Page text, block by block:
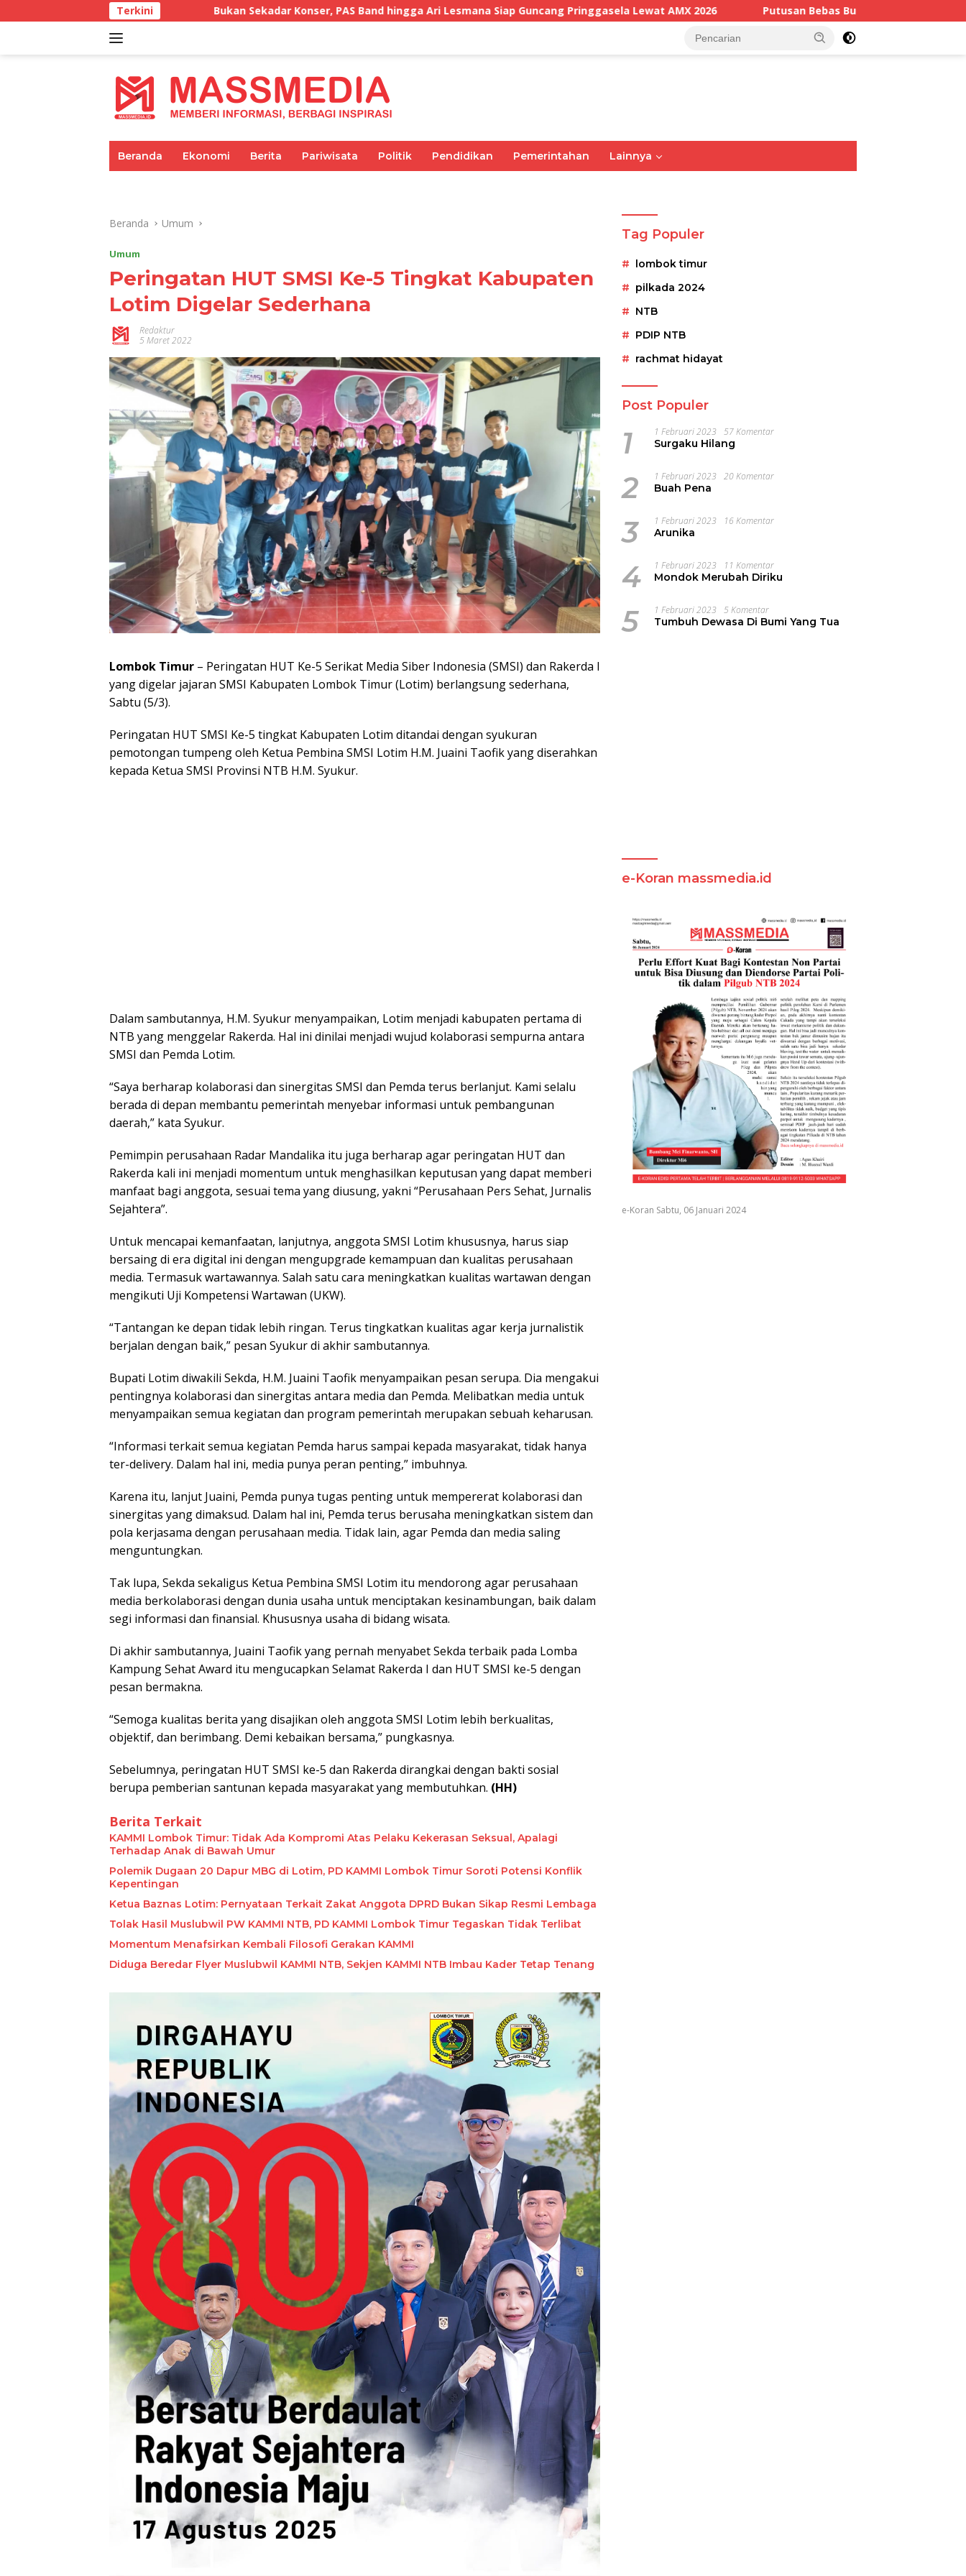
ke
Terkini
Bukan Sekadar Konser, PAS Band hingga Ari Lesmana Siap Guncang Pringgasela Lewat AMX 2026 Putusan Bebas Bukan Kekalahan Penegakan Hukum:
Beranda Ekonomi Berita Pariwisata Politik Pendidikan Pemerintahan Lainnya
Beranda Umum
Umum
Peringatan HUT SMSI Ke-5 Tingkat Kabupaten
Lotim Digelar Sederhana
Redaktur
5 Maret 2022
Lombok Timur – Peringatan HUT Ke-5 Serikat Media Siber Indonesia (SMSI) dan Rakerda I
yang digelar jajaran SMSI Kabupaten Lombok Timur (Lotim) berlangsung sederhana,
Sabtu (5/3).
Peringatan HUT SMSI Ke-5 tingkat Kabupaten Lotim ditandai dengan syukuran
pemotongan tumpeng oleh Ketua Pembina SMSI Lotim H.M. Juaini Taofik yang diserahkan
kepada Ketua SMSI Provinsi NTB H.M. Syukur.
Dalam sambutannya, H.M. Syukur menyampaikan, Lotim menjadi kabupaten pertama di
NTB yang menggelar Rakerda. Hal ini dinilai menjadi wujud kolaborasi sempurna antara
SMSI dan Pemda Lotim.
“Saya berharap kolaborasi dan sinergitas SMSI dan Pemda terus berlanjut. Kami selalu
berada di depan membantu pemerintah menyebar informasi untuk pembangunan
daerah,” kata Syukur.
Pemimpin perusahaan Radar Mandalika itu juga berharap agar peringatan HUT dan
Rakerda kali ini menjadi momentum untuk menghasilkan keputusan yang dapat memberi
manfaat bagi anggota, sesuai tema yang diusung, yakni “Perusahaan Pers Sehat, Jurnalis
Sejahtera”.
Untuk mencapai kemanfaatan, lanjutnya, anggota SMSI Lotim khususnya, harus siap
bersaing di era digital ini dengan mengupgrade kemampuan dan kualitas perusahaan
media. Termasuk wartawannya. Salah satu cara meningkatkan kualitas wartawan dengan
mengikuti Uji Kompetensi Wartawan (UKW).
“Tantangan ke depan tidak lebih ringan. Terus tingkatkan kualitas agar kerja jurnalistik
berjalan dengan baik,” pesan Syukur di akhir sambutannya.
Bupati Lotim diwakili Sekda, H.M. Juaini Taofik menyampaikan pesan serupa. Dia mengakui
pentingnya kolaborasi dan sinergitas antara media dan Pemda. Melibatkan media untuk
menyampaikan semua kegiatan dan program pemerintah merupakan sebuah keharusan.
“Informasi terkait semua kegiatan Pemda harus sampai kepada masyarakat, tidak hanya
ter-delivery. Dalam hal ini, media punya peran penting,” imbuhnya.
Karena itu, lanjut Juaini, Pemda punya tugas penting untuk mempererat kolaborasi dan
sinergitas yang dimaksud. Dalam hal ini, Pemda terus berusaha meningkatkan sistem dan
pola kerjasama dengan perusahaan media. Tidak lain, agar Pemda dan media saling
menguntungkan.
Tak lupa, Sekda sekaligus Ketua Pembina SMSI Lotim itu mendorong agar perusahaan
media berkolaborasi dengan dunia usaha untuk menciptakan kesinambungan, baik dalam
segi informasi dan finansial. Khususnya usaha di bidang wisata.
Di akhir sambutannya, Juaini Taofik yang pernah menyabet Sekda terbaik pada Lomba
Kampung Sehat Award itu mengucapkan Selamat Rakerda I dan HUT SMSI ke-5 dengan
pesan bermakna.
“Semoga kualitas berita yang disajikan oleh anggota SMSI Lotim lebih berkualitas,
objektif, dan berimbang. Demi kebaikan bersama,” pungkasnya.
Sebelumnya, peringatan HUT SMSI ke-5 dan Rakerda dirangkai dengan bakti sosial
berupa pemberian santunan kepada masyarakat yang membutuhkan. (HH)
Berita Terkait
KAMMI Lombok Timur: Tidak Ada Kompromi Atas Pelaku Kekerasan Seksual, Apalagi
Terhadap Anak di Bawah Umur
Polemik Dugaan 20 Dapur MBG di Lotim, PD KAMMI Lombok Timur Soroti Potensi Konflik
Kepentingan
Ketua Baznas Lotim: Pernyataan Terkait Zakat Anggota DPRD Bukan Sikap Resmi Lembaga
Tolak Hasil Muslubwil PW KAMMI NTB, PD KAMMI Lombok Timur Tegaskan Tidak Terlibat
Momentum Menafsirkan Kembali Filosofi Gerakan KAMMI
Diduga Beredar Flyer Muslubwil KAMMI NTB, Sekjen KAMMI NTB Imbau Kader Tetap Tenang
Tag Populer
lombok timur
pilkada 2024
NTB
PDIP NTB
rachmat hidayat
Post Populer
1 1 Februari 2023 57 Komentar
Surgaku Hilang
2 1 Februari 2023 20 Komentar
Buah Pena
3 1 Februari 2023 16 Komentar
Arunika
4 1 Februari 2023 11 Komentar
Mondok Merubah Diriku
5 1 Februari 2023 5 Komentar
Tumbuh Dewasa Di Bumi Yang Tua
e-Koran massmedia.id
e-Koran Sabtu, 06 Januari 2024